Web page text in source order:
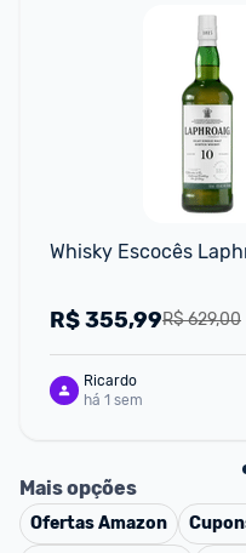
Whisky Escocês
R$ 629,00
R$355,99
Ricardo
há 1 sem
Mais opções
OfertasAmazon